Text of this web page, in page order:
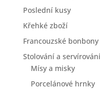
Poslední kusy
Křehké zboží
Francouzské
Stolování a servírování
Mísy a misky
Porcelánové hrnky